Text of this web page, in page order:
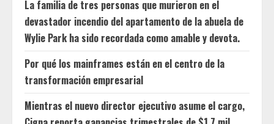
La familia de tres personas que murieron en el
devastador incendio del apartamento de la abuela de
Wylie Park ha sido recordada como amable y devota.
Por qué los mainframes están en el centro de la
transformación empresarial
Mientras el nuevo director ejecutivo asume el cargo,